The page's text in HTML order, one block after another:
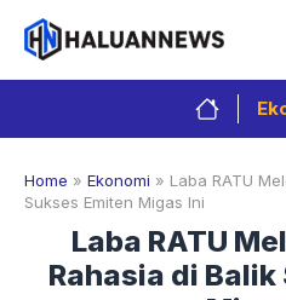
Langsung
isi
Home » Ekonomi » Laba RATU
Sukses Emiten Migas Ini
Laba RATU
Rahasia di